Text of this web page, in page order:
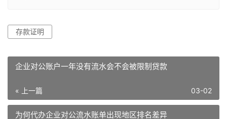
存款证明
企业对公账户一年没有流水会不会被限制贷款
« 上一篇 03-02
为何代办企业对公流水账单出现地区排名差异